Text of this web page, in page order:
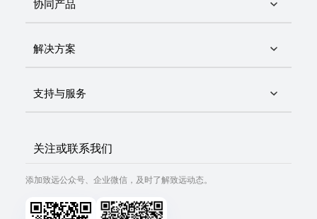
协同产品
解决方案
支持与服务
关注或联系我们
添加致远公众号、企业微信，及时了解致远动态。